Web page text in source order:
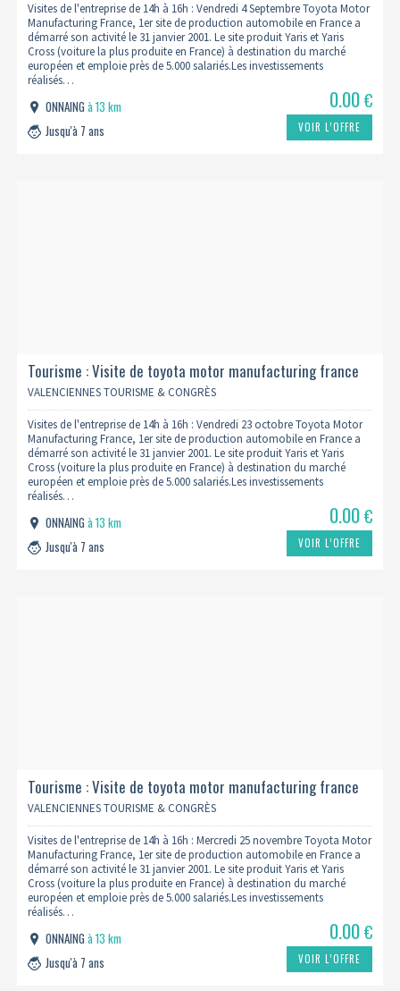
Visites de l'entreprise de 14h à 16h : Vendredi 4 Septembre Toyota Motor
Manufacturing France, 1er site de production automobile en France a
démarré son activité le 31 janvier 2001. Le site produit Yaris et Yaris
Cross (voiture la plus produite en France) à destination du marché
européen et emploie près de 5.000 salariés.Les investissements
réalisés…
ONNAINGà 13 km
Jusqu'à 7 ans
0.00€
VOIR L’OFFRE
Tourisme : Visite de toyota motor manufacturing france
23/10 (complet)
VALENCIENNES TOURISME & CONGRÈS
Visites de l'entreprise de 14h à 16h : Vendredi 23 octobre Toyota Motor
Manufacturing France, 1er site de production automobile en France a
démarré son activité le 31 janvier 2001. Le site produit Yaris et Yaris
Cross (voiture la plus produite en France) à destination du marché
européen et emploie près de 5.000 salariés.Les investissements
réalisés…
ONNAINGà 13 km
Jusqu'à 7 ans
0.00€
VOIR L’OFFRE
Tourisme : Visite de toyota motor manufacturing france
25/11 (complet)
VALENCIENNES TOURISME & CONGRÈS
Visites de l'entreprise de 14h à 16h : Mercredi 25 novembre Toyota Motor
Manufacturing France, 1er site de production automobile en France a
démarré son activité le 31 janvier 2001. Le site produit Yaris et Yaris
Cross (voiture la plus produite en France) à destination du marché
européen et emploie près de 5.000 salariés.Les investissements
réalisés…
ONNAINGà 13 km
Jusqu'à 7 ans
0.00€
VOIR L’OFFRE